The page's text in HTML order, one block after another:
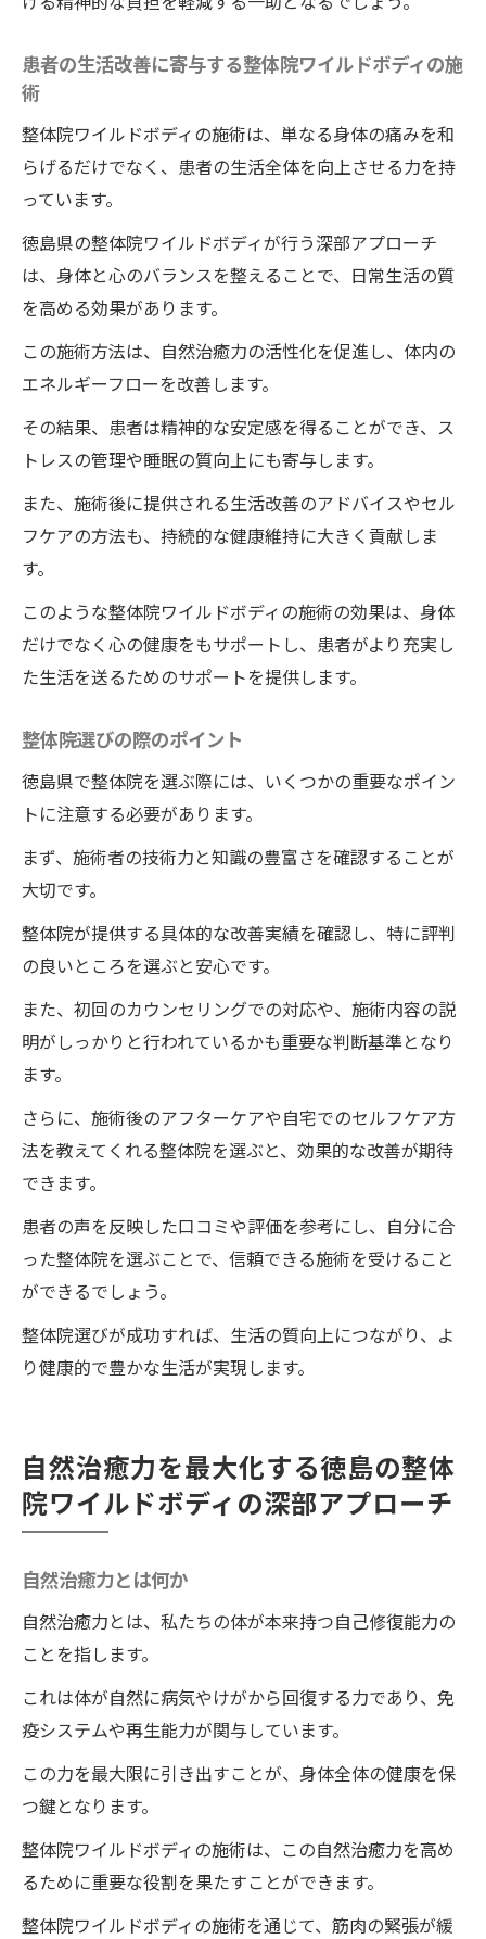
患者の生活改善に寄与する整体院ワイルドボディの施
術
整体院ワイルドボディの施術は、単なる身体の痛みを和
らげるだけでなく、患者の生活全体を向上させる力を持
っています。
徳島県の整体院ワイルドボディが行う深部アプローチ
は、身体と心のバランスを整えることで、日常生活の質
を高める効果があります。
この施術方法は、自然治癒力の活性化を促進し、体内の
エネルギーフローを改善します。
その結果、患者は精神的な安定感を得ることができ、ス
トレスの管理や睡眠の質向上にも寄与します。
また、施術後に提供される生活改善のアドバイスやセル
フケアの方法も、持続的な健康維持に大きく貢献しま
す。
このような整体院ワイルドボディの施術の効果は、身体
だけでなく心の健康をもサポートし、患者がより充実し
た生活を送るためのサポートを提供します。
整体院選びの際のポイント
徳島県で整体院を選ぶ際には、いくつかの重要なポイン
トに注意する必要があります。
まず、施術者の技術力と知識の豊富さを確認することが
大切です。
整体院が提供する具体的な改善実績を確認し、特に評判
の良いところを選ぶと安心です。
また、初回のカウンセリングでの対応や、施術内容の説
明がしっかりと行われているかも重要な判断基準となり
ます。
さらに、施術後のアフターケアや自宅でのセルフケア方
法を教えてくれる整体院を選ぶと、効果的な改善が期待
できます。
患者の声を反映した口コミや評価を参考にし、自分に合
った整体院を選ぶことで、信頼できる施術を受けること
ができるでしょう。
整体院選びが成功すれば、生活の質向上につながり、よ
り健康的で豊かな生活が実現します。
自然治癒力を最大化する徳島の整体
院ワイルドボディの深部アプローチ
自然治癒力とは何か
自然治癒力とは、私たちの体が本来持つ自己修復能力の
ことを指します。
これは体が自然に病気やけがから回復する力であり、免
疫システムや再生能力が関与しています。
この力を最大限に引き出すことが、身体全体の健康を保
つ鍵となります。
整体院ワイルドボディの施術は、この自然治癒力を高め
るために重要な役割を果たすことができます。
整体院ワイルドボディの施術を通じて、筋肉の緊張が緩